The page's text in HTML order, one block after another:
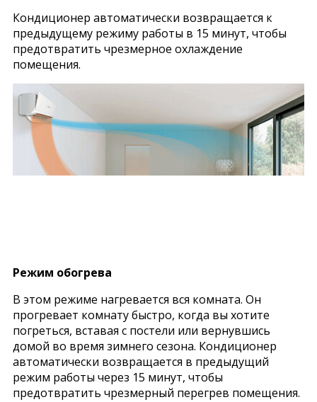
Кондиционер автоматически возвращается к
предыдущему режиму работы в 15 минут, чтобы
предотвратить чрезмерное охлаждение
помещения.
Режим обогрева
В этом режиме нагревается вся комната. Он
прогревает комнату быстро, когда вы хотите
погреться, вставая с постели или вернувшись
домой во время зимнего сезона. Кондиционер
автоматически возвращается в предыдущий
режим работы через 15 минут, чтобы
предотвратить чрезмерный перегрев помещения.